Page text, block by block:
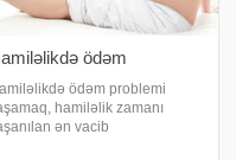
ödəm
ödəm problemi
hamiləlik zamanı
ən vacib